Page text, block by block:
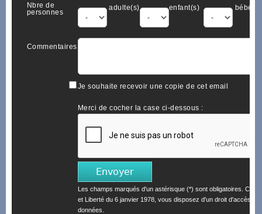
Nbre de
personnes
adulte(s) enfant(s) bébé(s)
Commentaires
Je souhaite recevoir une copie de cet email
Merci de cocher la case ci-dessous :
Les champs marqués d'un astérisque (*) sont obligatoires.
et Liberté du 6 janvier 1978, vous disposez d'un droit d'accès et
données.